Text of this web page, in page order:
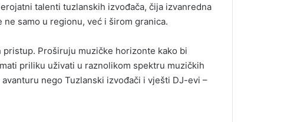
talenti tuzlanskih izvođača, čija izvanredna
samo u regionu, već i širom granica.
pristup. Proširuju muzičke horizonte kako bi
priliku uživati u raznolikom spektru muzičkih
nego Tuzlanski izvođači i vješti DJ-evi –